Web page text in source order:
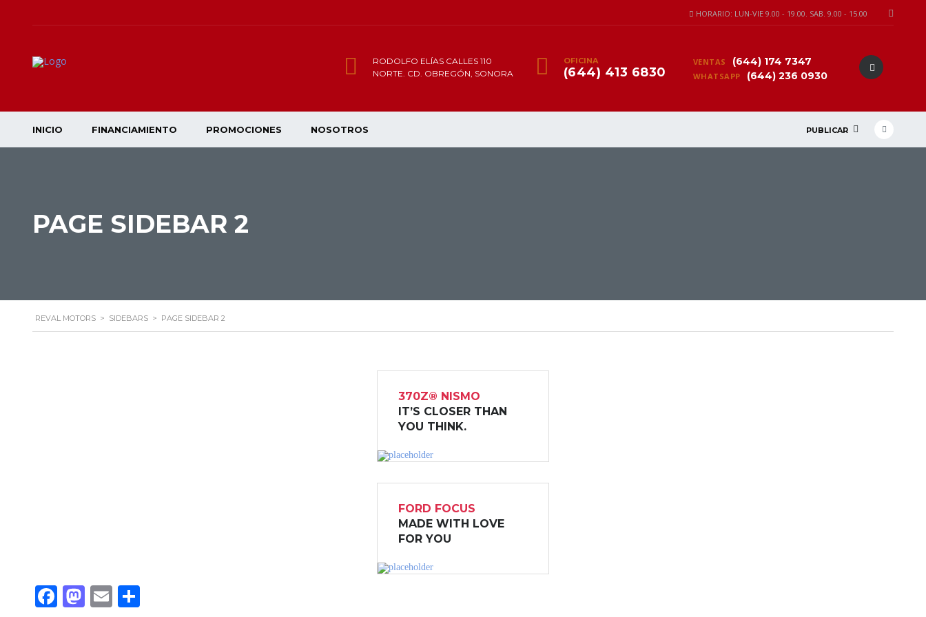
HORARIO: LUN-VIE 9.00 - 19.00. SAB. 9.00 - 15.00
VENTAS (644) 174 7347
WHATSAPP (644) 236 0930
OFICINA
(644) 413 6830
RODOLFO ELÍAS CALLES 110
NORTE. CD. OBREGÓN, SONORA
PUBLICAR
INICIO FINANCIAMIENTO PROMOCIONES NOSOTROS
PAGE SIDEBAR 2
REVAL MOTORS > SIDEBARS > PAGE SIDEBAR 2
370Z® NISMO
IT’S CLOSER THAN
YOU THINK.
FORD FOCUS
MADE WITH LOVE
FOR YOU
Facebook
Mastodon
Email